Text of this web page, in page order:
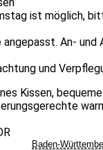
ist möglich,
An- und
und
Kissen,
Baden-